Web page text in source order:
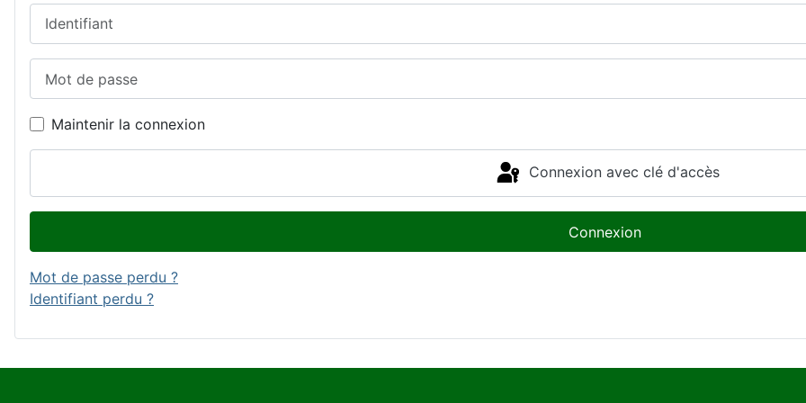
Maintenir la connexion
Connexion avec clé d'accès
Connexion
Mot de passe perdu ?
Identifiant perdu ?